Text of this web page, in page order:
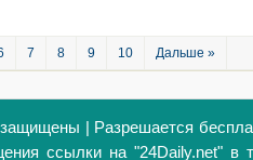
7 8 9 10 Дальше »
| Разрешается
ссылки на "24Daily.net" в